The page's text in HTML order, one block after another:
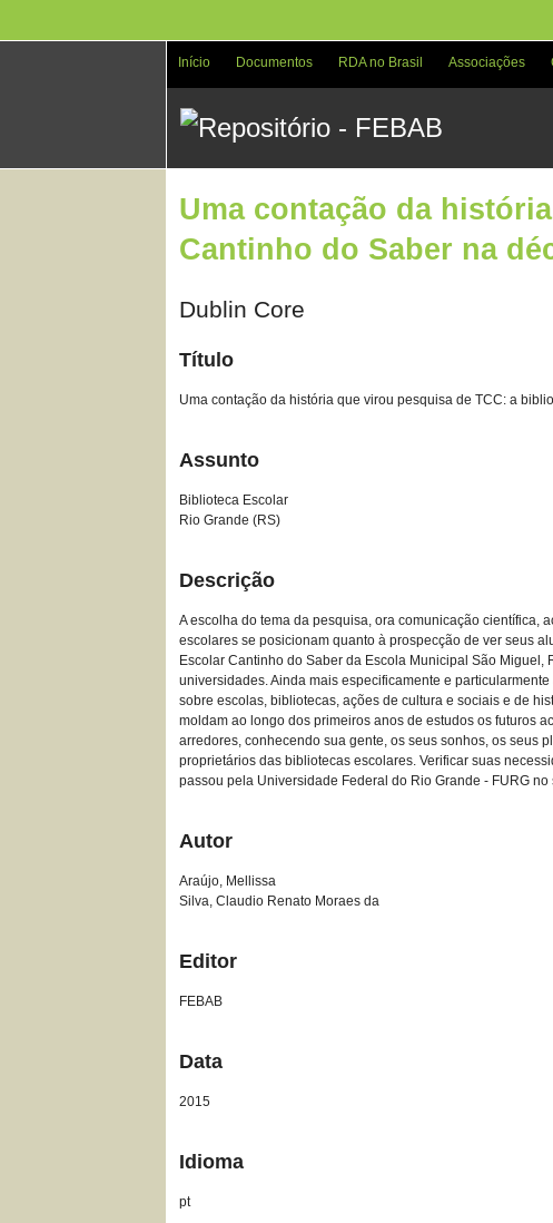
Início Documentos RDA no Brasil Associações
Uma contação da
Cantinho do Saber na
Dublin Core
Título
Uma contação da história que virou pesquisa de TCC: a
Assunto
Biblioteca Escolar
Rio Grande (RS)
Descrição
A escolha do tema da pesquisa, ora comunicação científica,
escolares se posicionam quanto à prospecção de ver seus
Escolar Cantinho do Saber da Escola Municipal São
universidades. Ainda mais especificamente e
sobre escolas, bibliotecas, ações de cultura e sociais e de
moldam ao longo dos primeiros anos de estudos os futuros
arredores, conhecendo sua gente, os seus sonhos, os seus
proprietários das bibliotecas escolares. Verificar suas
passou pela Universidade Federal do Rio Grande - FURG no
Autor
Araújo, Mellissa
Silva, Claudio Renato Moraes da
Editor
FEBAB
Data
2015
Idioma
pt